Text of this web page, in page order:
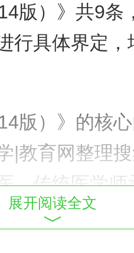
版）》共9条
行具体界定
版）》的核
|教育网整理
、传统医学
展开阅读全文